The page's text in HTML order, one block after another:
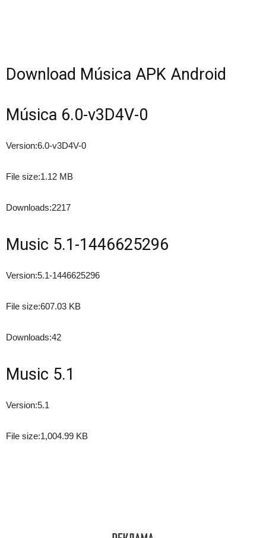
Download Música APK Android
Música 6.0-v3D4V-0
Version:6.0-v3D4V-0
File size:1.12 MB
Downloads:2217
Music 5.1-1446625296
Version:5.1-1446625296
File size:607.03 KB
Downloads:42
Music 5.1
Version:5.1
File size:1,004.99 KB